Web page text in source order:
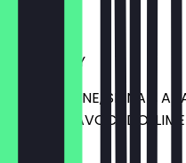
GREEN DAY
GURKE, BIRNE, SPINAT,
MATCHA, AVOCADO,